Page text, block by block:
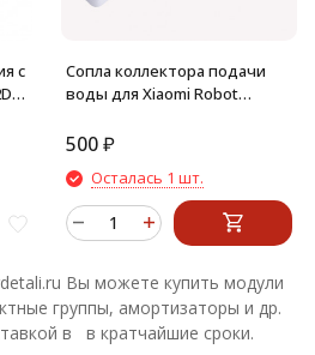
с
Сопла коллектора подачи
воды для Xiaomi Robot
SKV4136GL (Mijia G1) MJSTG1
500₽
Осталась 1 шт.
Вы можете купить модули
группы, амортизаторы и др.
в в кратчайшие сроки.